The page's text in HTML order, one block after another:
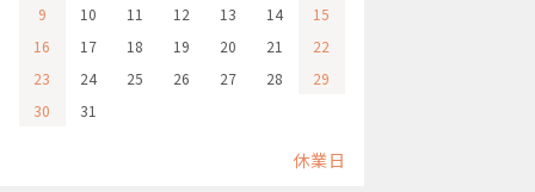
9
10 11 12 13 14
15
16
17 18 19 20 21
22
23
24 25 26 27 28
29
30
31
休業日